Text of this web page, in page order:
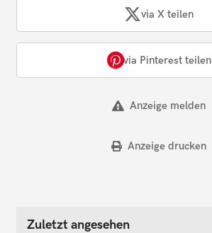
via X teilen
via Pinterest teilen
Anzeige melden
Anzeige drucken
Zuletzt angesehen